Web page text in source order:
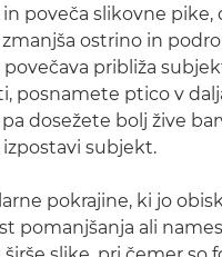
poveča slikovne pike,
ostrino in
približa
posnamete ptico v
dosežete bolj žive
subjekt.
pokrajine, ki jo
pomanjšanja ali